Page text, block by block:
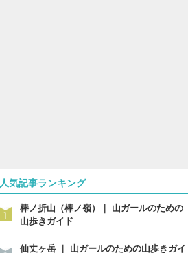
人気記事ランキング
棒ノ折山（棒ノ嶺）｜ 山ガールのための
山歩きガイド
仙丈ヶ岳 ｜ 山ガールのための山歩きガイ